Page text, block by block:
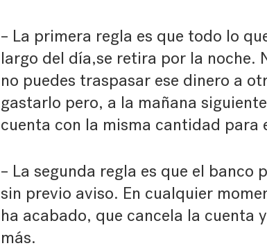
– La primera regla es que todo lo
largo del día,se retira por la noche.
no puedes traspasar ese dinero a
gastarlo pero, a la mañana
cuenta con la misma cantidad para
– La segunda regla es que el banco
sin previo aviso. En cualquier
ha acabado, que cancela la cuenta
más.